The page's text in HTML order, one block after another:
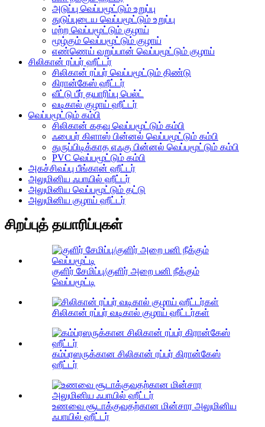
அடுப்பு வெப்பமூட்டும் உறுப்பு
துடுப்புடைய வெப்பமூட்டும் உறுப்பு
மற்ற வெப்பமூட்டும் குழாய்
மூழ்கும் வெப்பமூட்டும் குழாய்
எண்ணெய் வறுப்பான் வெப்பமூட்டும் குழாய்
சிலிகான் ரப்பர் ஹீட்டர்
சிலிகான் ரப்பர் வெப்பமூட்டும் திண்டு
கிரான்கேஸ் ஹீட்டர்
வீட்டு பீர் தயாரிப்பு பெல்ட்
வடிகால் குழாய் ஹீட்டர்
வெப்பமூட்டும் கம்பி
சிலிகான் கதவு வெப்பமூட்டும் கம்பி
ஃபைபர் கிளாஸ் பின்னல் வெப்பமூட்டும் கம்பி
துருப்பிடிக்காத எஃகு பின்னல் வெப்பமூட்டும் கம்பி
PVC வெப்பமூட்டும் கம்பி
அகச்சிவப்பு பீங்கான் ஹீட்டர்
அலுமினிய ஃபாயில் ஹீட்டர்
அலுமினிய வெப்பமூட்டும் தட்டு
அலுமினிய குழாய் ஹீட்டர்
சிறப்புத் தயாரிப்புகள்
குளிர் சேமிப்பு/குளிர் அறை பனி நீக்கும்
வெப்பமூட்டி
சிலிகான் ரப்பர் வடிகால் குழாய் ஹீட்டர்கள்
கம்ப்ரஸருக்கான சிலிகான் ரப்பர் கிரான்கேஸ்
ஹீட்டர்
உணவை சூடாக்குவதற்கான மின்சார அலுமினிய
ஃபாயில் ஹீட்டர்